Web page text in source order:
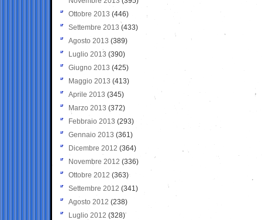
Ottobre 2013 (446)
Settembre 2013 (433)
Agosto 2013 (389)
Luglio 2013 (390)
Giugno 2013 (425)
Maggio 2013 (413)
Aprile 2013 (345)
Marzo 2013 (372)
Febbraio 2013 (293)
Gennaio 2013 (361)
Dicembre 2012 (364)
Novembre 2012 (336)
Ottobre 2012 (363)
Settembre 2012 (341)
Agosto 2012 (238)
Luglio 2012 (328)